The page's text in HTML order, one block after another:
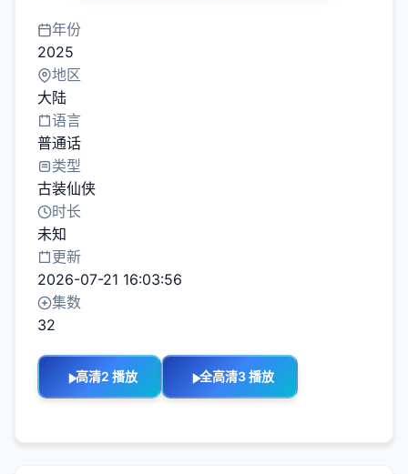
年份
2025
地区
大陆
语言
普通话
类型
古装仙侠
时长
未知
更新
2026-07-21 16:03:56
集数
32
高清2 播放 全高清3 播放